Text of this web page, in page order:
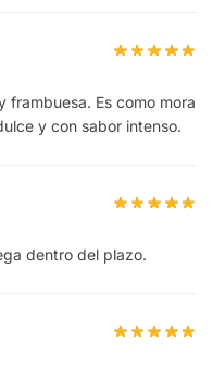
frambuesa. Es como mora
y con sabor intenso.
dentro del plazo.